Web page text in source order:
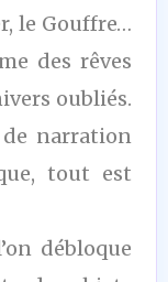
le Gouffre…
des rêves
oubliés.
de narration
tout est
débloque